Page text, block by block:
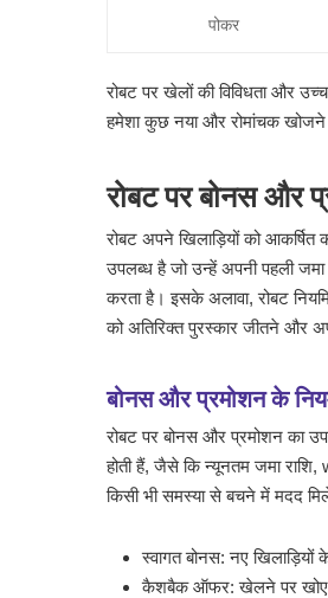
पोकर
रोबट पर खेलों की विविधता और
हमेशा कुछ नया और रोमांचक खोजने
रोबट पर बोनस और
रोबट अपने खिलाड़ियों को
उपलब्ध है जो उन्हें अपनी पहली
करता है। इसके अलावा, रोबट
को अतिरिक्त पुरस्कार जीतने
बोनस और प्रमोशन के
रोबट पर बोनस और प्रमोशन का
होती हैं, जैसे कि न्यूनतम जमा
किसी भी समस्या से बचने में मदद
स्वागत बोनस: नए खिलाड़ियों
कैशबैक ऑफर: खेलने पर खोए